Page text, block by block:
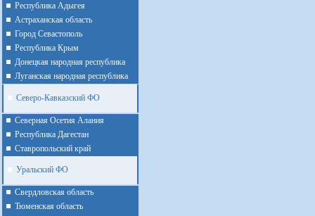
Республика Адыгея
Астраханская область
Город Севастополь
Республика Крым
Донецкая народная республика
Луганская народная республика
Северо-Кавказский ФО
Северная Осетия Алания
Республика Дагестан
Ставропольский край
Уральский ФО
Cвердловская область
Тюменская область